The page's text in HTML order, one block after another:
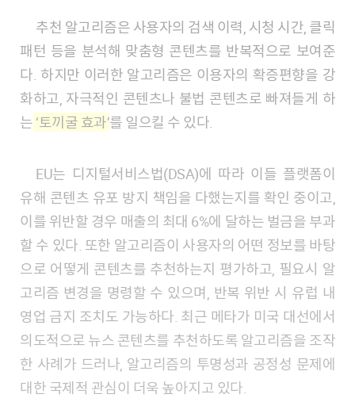
추천 알고리즘은 사용자의 검색 이력, 시청 시간, 클릭
패턴 등을 분석해 맞춤형 콘텐츠를 반복적으로 보여준
다. 하지만 이러한 알고리즘은 이용자의 확증편향을 강
화하고, 자극적인 콘텐츠나 불법 콘텐츠로 빠져들게 하
는 ‘토끼굴 효과’를 일으킬 수 있다.
EU는 디지털서비스법(DSA)에 따라 이들 플랫폼이
유해 콘텐츠 유포 방지 책임을 다했는지를 확인 중이고,
이를 위반할 경우 매출의 최대 6%에 달하는 벌금을 부과
할 수 있다. 또한 알고리즘이 사용자의 어떤 정보를 바탕
으로 어떻게 콘텐츠를 추천하는지 평가하고, 필요시 알
고리즘 변경을 명령할 수 있으며, 반복 위반 시 유럽 내
영업 금지 조치도 가능하다. 최근 메타가 미국 대선에서
의도적으로 뉴스 콘텐츠를 추천하도록 알고리즘을 조작
한 사례가 드러나, 알고리즘의 투명성과 공정성 문제에
대한 국제적 관심이 더욱 높아지고 있다.